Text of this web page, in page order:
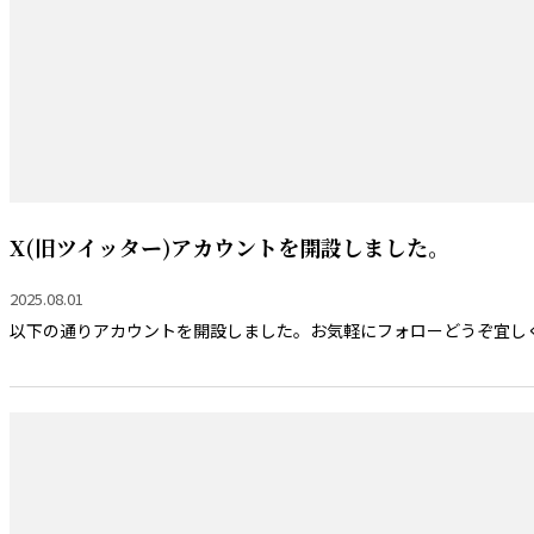
X(旧ツイッター)アカウントを開設しました。
2025.08.01
以下の通りアカウントを開設しました。お気軽にフォローどうぞ宜し